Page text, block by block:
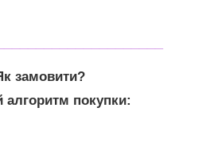
замовити?
алгоритм покупки: